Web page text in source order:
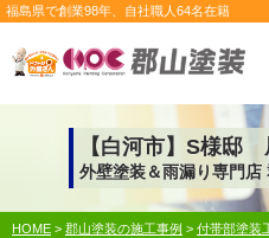
福島県で創業98年 、自社職人 64名在籍
【白河市】S様邸
外壁塗装＆雨漏り専門店
HOME > 郡山塗装の施工事例 > 付帯部塗装